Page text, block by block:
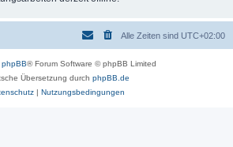
Alle Zeiten sind UTC+02:00
phpBB® Forum Software © phpBB Limited
Übersetzung durch phpBB.de
| Nutzungsbedingungen